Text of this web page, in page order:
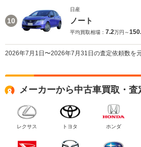
10
日産
ノート
平均買取相場： 7.2万円～
2026年7月1日〜2026年7月31日の査定依頼数を元
メーカーから中古車買取・
レクサス トヨタ ホンダ